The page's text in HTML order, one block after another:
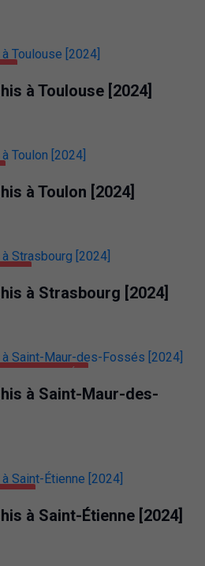
à Toulouse [2024]
à Toulon [2024]
à Strasbourg [2024]
DES-FOSSÉS
à Saint-Maur-des-
à Saint-Étienne [2024]